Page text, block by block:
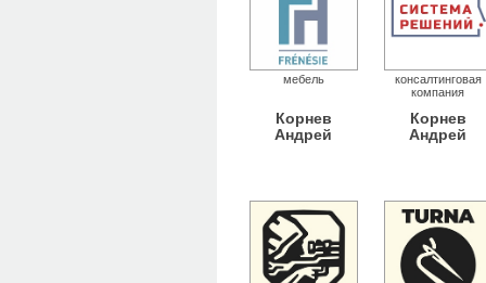
мебель
Корнев
Андрей
консалтинговая
компания
Корнев
Андрей